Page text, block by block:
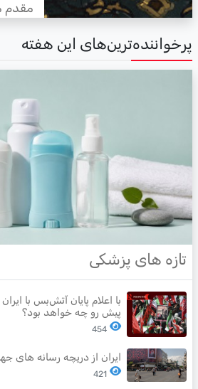
مقدم
این هفته
تازه های پزشکی
با اعلام پایان آتش‌بس با ایران
پیش رو چه خواهد بود؟
454
ایران از دریچه رسانه های جهان
421